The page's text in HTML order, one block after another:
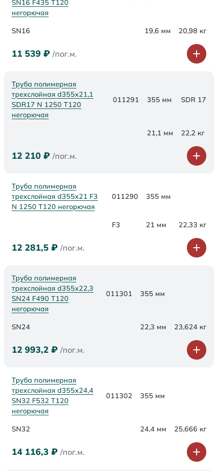
SN16 F435 Т120
негорючая
SN16 19,6 мм 20,98 кг
11 539 ₽ /пог.м.
Труба полимерная
трехслойная d355x21,1
SDR17 N 1250 Т120
негорючая
011291 355 мм SDR 17
21,1 мм 22,2 кг
12 210 ₽ /пог.м.
Труба полимерная
трехслойная d355x21 F3
N 1250 Т120 негорючая
011290 355 мм
F3 21 мм 22,33 кг
12 281,5 ₽ /пог.м.
Труба полимерная
трехслойная d355х22,3
SN24 F490 Т120
негорючая
011301 355 мм
SN24 22,3 мм 23,624 кг
12 993,2 ₽ /пог.м.
Труба полимерная
трехслойная d355х24,4
SN32 F532 Т120
негорючая
011302 355 мм
SN32 24,4 мм 25,666 кг
14 116,3 ₽ /пог.м.